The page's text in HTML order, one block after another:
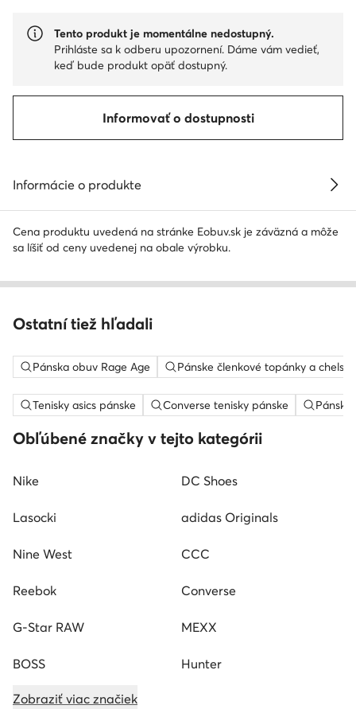
Tento produkt je momentálne nedostupný.
Prihláste sa k odberu upozornení. Dáme vám vedieť,
keď bude produkt opäť dostupný.
Informovať o dostupnosti
Informácie o produkte
Cena produktu uvedená na stránke Eobuv.sk je záväzná a môže
sa líšiť od ceny uvedenej na obale výrobku.
Ostatní tiež hľadali
Pánska obuv Rage Age Pánske členkové topánky a
Tenisky asics pánske Converse tenisky pánske
Obľúbené značky v tejto kategórii
Nike DC Shoes
Lasocki adidas Originals
Nine West CCC
Reebok Converse
G-Star RAW MEXX
BOSS Hunter
Zobraziť viac značiek